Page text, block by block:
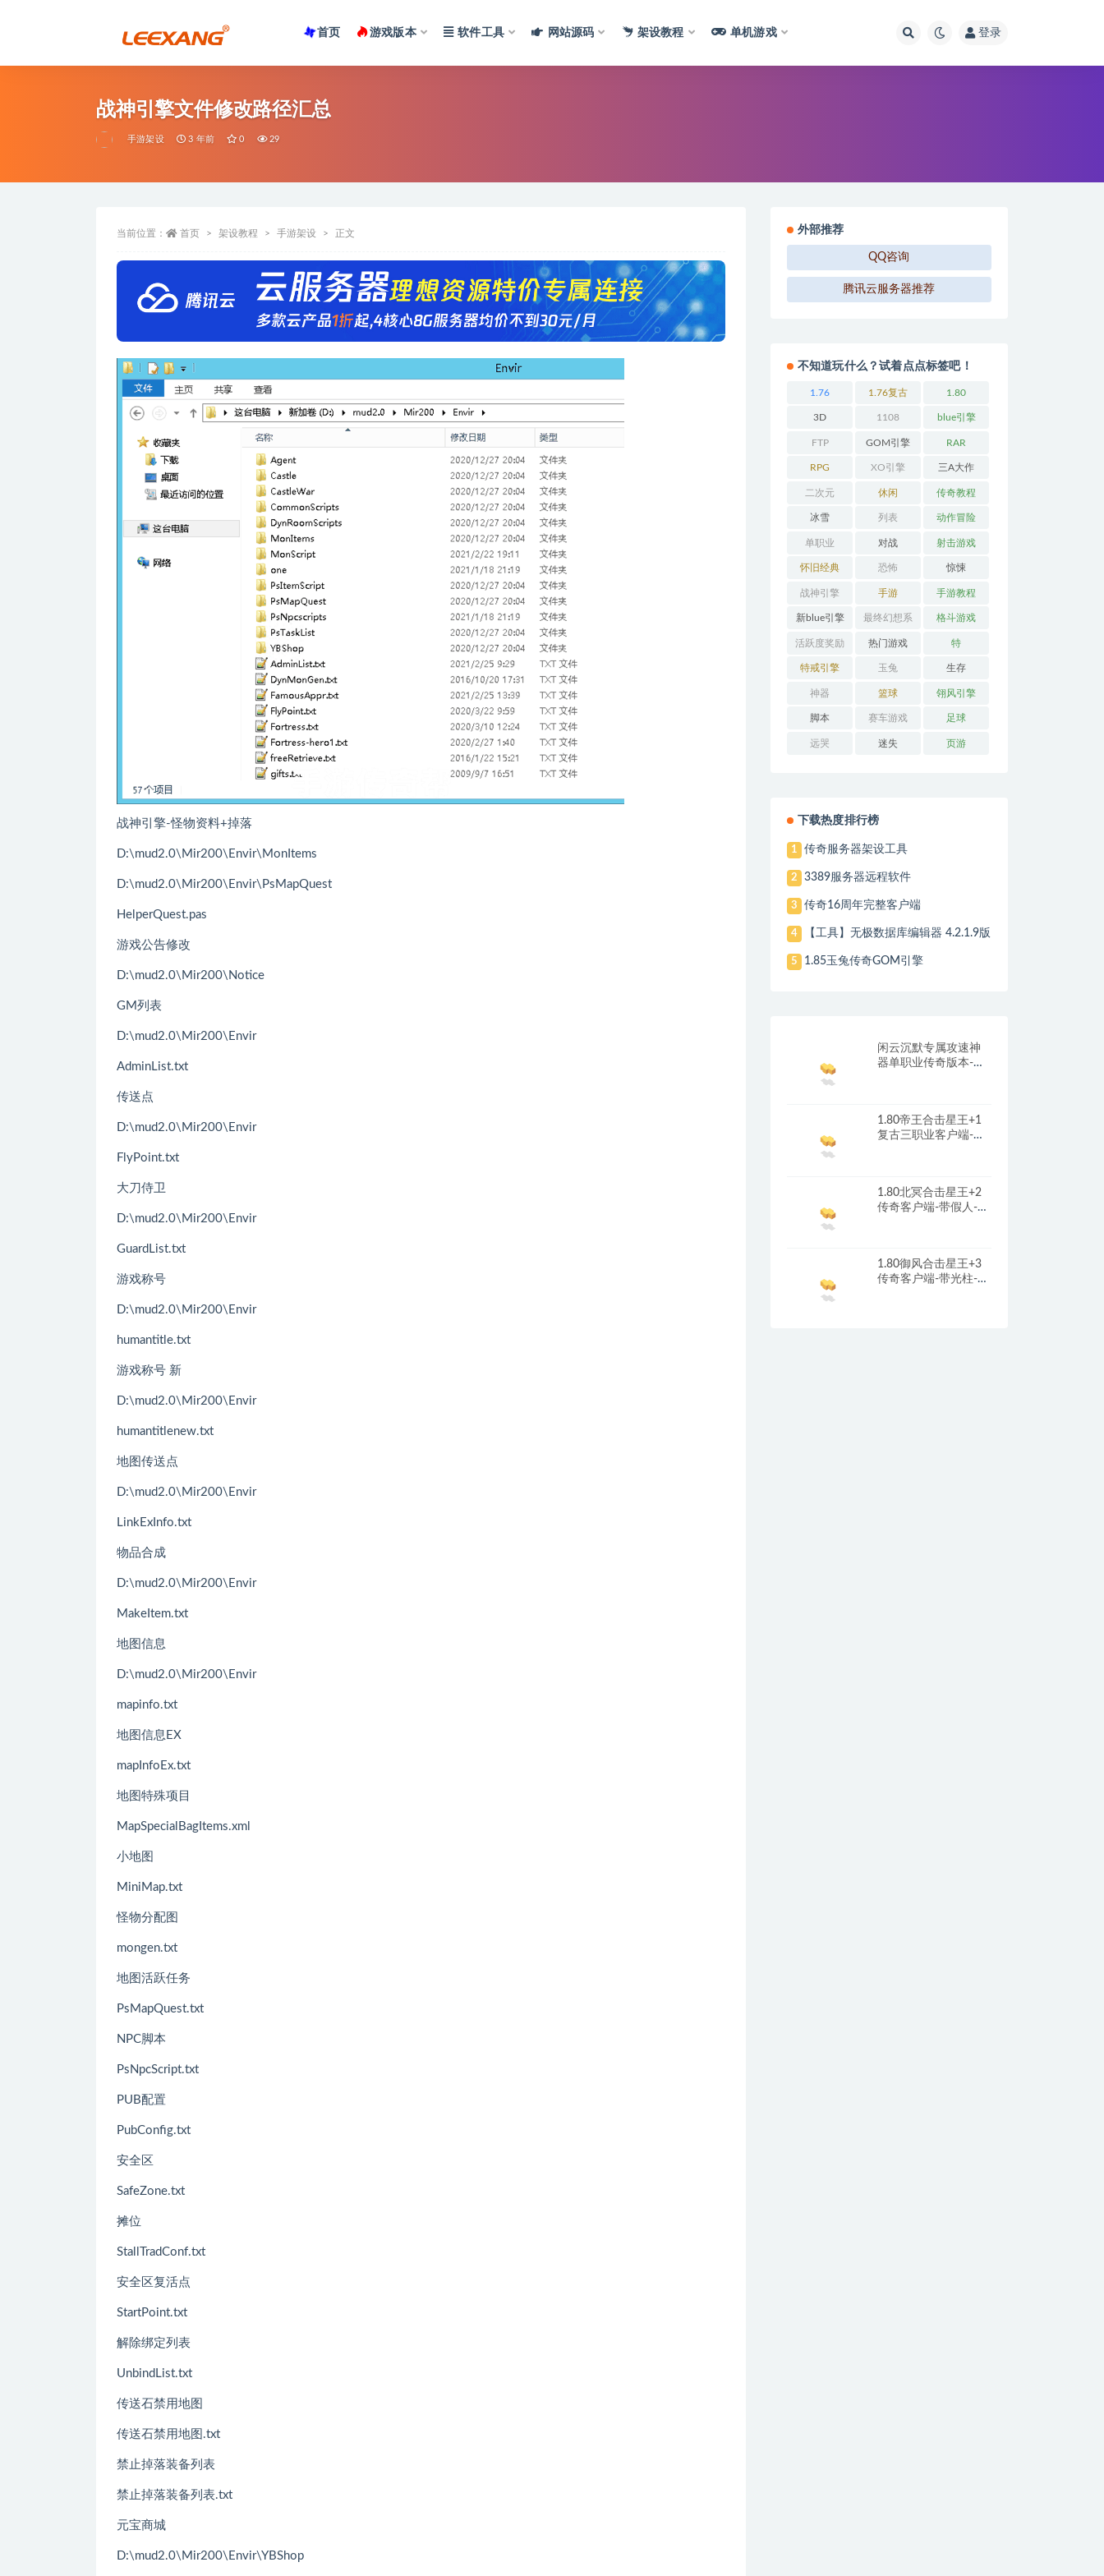
首页 游戏版本 软件工具 网站源码 架设教程 单机游戏 登录
战神引擎文件修改路径汇总
手游架设 3 年前 0 29
当前位置： 首页 架设教程 手游架设 正文
战神引擎-怪物资料+掉落
D:\mud2.0\Mir200\Envir\MonItems
D:\mud2.0\Mir200\Envir\PsMapQuest
HelperQuest.pas
游戏公告修改
D:\mud2.0\Mir200\Notice
GM列表
D:\mud2.0\Mir200\Envir
AdminList.txt
传送点
D:\mud2.0\Mir200\Envir
FlyPoint.txt
大刀侍卫
D:\mud2.0\Mir200\Envir
GuardList.txt
游戏称号
D:\mud2.0\Mir200\Envir
humantitle.txt
游戏称号 新
D:\mud2.0\Mir200\Envir
humantitlenew.txt
地图传送点
D:\mud2.0\Mir200\Envir
LinkExInfo.txt
物品合成
D:\mud2.0\Mir200\Envir
MakeItem.txt
地图信息
D:\mud2.0\Mir200\Envir
mapinfo.txt
地图信息EX
mapInfoEx.txt
地图特殊项目
MapSpecialBagItems.xml
小地图
MiniMap.txt
怪物分配图
mongen.txt
地图活跃任务
PsMapQuest.txt
NPC脚本
PsNpcScript.txt
PUB配置
PubConfig.txt
安全区
SafeZone.txt
摊位
StallTradConf.txt
安全区复活点
StartPoint.txt
解除绑定列表
UnbindList.txt
传送石禁用地图
传送石禁用地图.txt
禁止掉落装备列表
禁止掉落装备列表.txt
元宝商城
D:\mud2.0\Mir200\Envir\YBShop
外部推荐
QQ咨询
腾讯云服务器推荐
不知道玩什么？试着点点标签吧！
1.76 1.76复古 1.80
3D 1108 blue引擎
FTP GOM引擎 RAR
RPG XO引擎 三A大作
二次元 休闲 传奇教程
冰雪 列表 动作冒险
单职业 对战 射击游戏
怀旧经典 恐怖 惊悚
战神引擎 手游 手游教程
新blue引擎 最终幻想系
列
格斗游戏
活跃度奖励 热门游戏 特
特戒引擎 玉兔 生存
神器 篮球 翎风引擎
脚本 赛车游戏 足球
远哭 迷失 页游
下载热度排行榜
1 传奇服务器架设工具
2 3389服务器远程软件
3 传奇16周年完整客户端
4 【工具】无极数据库编辑器 4.2.1.9版
5 1.85玉兔传奇GOM引擎
闲云沉默专属攻速神
器单职业传奇版本-带
1.80帝王合击星王+1
复古三职业客户端-带
1.80北冥合击星王+2
传奇客户端-带假人-光
1.80御风合击星王+3
传奇客户端-带光柱-沙